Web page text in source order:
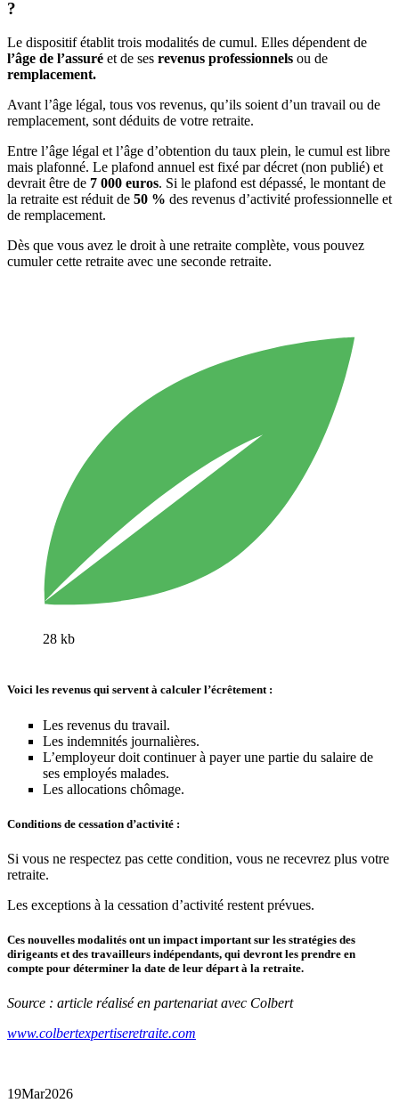
?
Le dispositif établit trois modalités de cumul. Elles dépendent de
l’âge de l’assuré et de ses revenus professionnels ou de
remplacement.
Avant l’âge légal, tous vos revenus, qu’ils soient d’un travail ou de
remplacement, sont déduits de votre retraite.
Entre l’âge légal et l’âge d’obtention du taux plein, le cumul est libre
mais plafonné. Le plafond annuel est fixé par décret (non publié) et
devrait être de 7 000 euros. Si le plafond est dépassé, le montant de
la retraite est réduit de 50 % des revenus d’activité professionnelle et
de remplacement.
Dès que vous avez le droit à une retraite complète, vous pouvez
cumuler cette retraite avec une seconde retraite.
28 kb
Voici les revenus qui servent à calculer l’écrêtement:
Les revenus du travail.
Les indemnités journalières.
L’employeur doit continuer à payer une partie du salaire de
ses employés malades.
Les allocations chômage.
Conditions de cessation d’activité :
Si vous ne respectez pas cette condition, vous ne recevrez plus votre
retraite.
Les exceptions à la cessation d’activité restent prévues.
Ces nouvelles modalités ont un impact important sur les stratégies des
dirigeants et des travailleurs indépendants, qui devront les prendre en
compte pour déterminer la date de leur départ à la retraite.
Source : article réalisé en partenariat avec Colbert
www.colbertexpertiseretraite.com
19Mar2026